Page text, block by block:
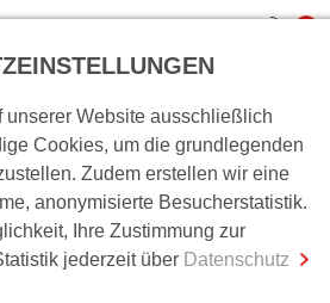
0,00 €
Warenkorb Zur Kasse
Colas
unserer Website ausschließlich
Cookies, um die grundlegenden
Zudem erstellen wir eine
anonymisierte Besucherstatistik.
Ihre Zustimmung zur
jederzeit über Datenschutz